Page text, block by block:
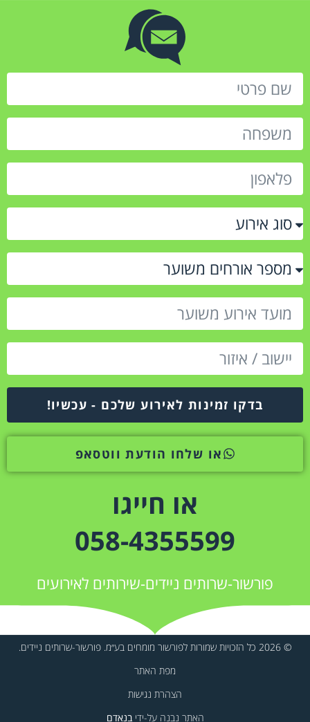
בדקו זמינות לאירוע שלכם - עכשיו!
או שלחו הודעת ווטסאפ
או חייגו
058-4355599
פורשור-שרותים ניידים-שירותים לאירועים
© 2026 כל הזכויות שמורות לפורשור מומחים בע״מ. פורשור-שרותים ניידים.
מפת האתר
הצהרת נגישות
האתר נבנה על-ידיבנאדם